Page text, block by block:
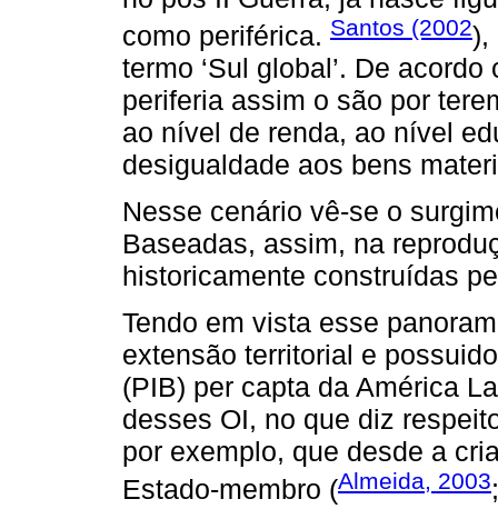
como periférica. Santos (2002),
termo ‘Sul global’. De
periferia assim o são por
ao nível de renda, ao nível
desigualdade aos bens
Nesse cenário vê-se o
Baseadas, assim, na
historicamente construídas
Tendo em vista esse
extensão territorial e
(PIB) per capta da América
desses OI, no que diz
por exemplo, que desde a
Estado-membro (Almeida, 2003